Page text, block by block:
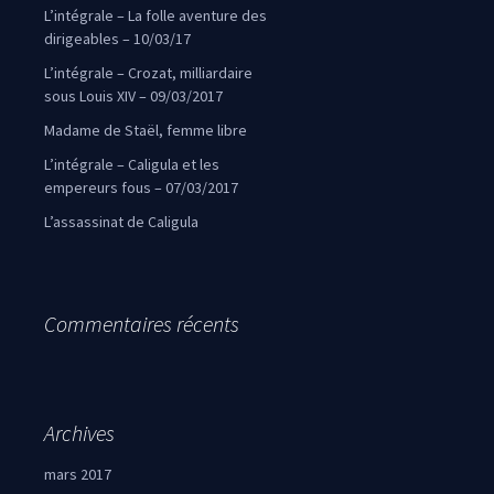
L’intégrale – La folle aventure des
dirigeables – 10/03/17
L’intégrale – Crozat, milliardaire
sous Louis XIV – 09/03/2017
Madame de Staël, femme libre
L’intégrale – Caligula et les
empereurs fous – 07/03/2017
L’assassinat de Caligula
Commentaires récents
Archives
mars 2017